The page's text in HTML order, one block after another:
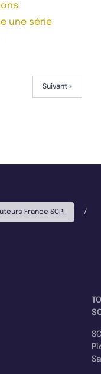
une série
Suivant »
France SCPI /